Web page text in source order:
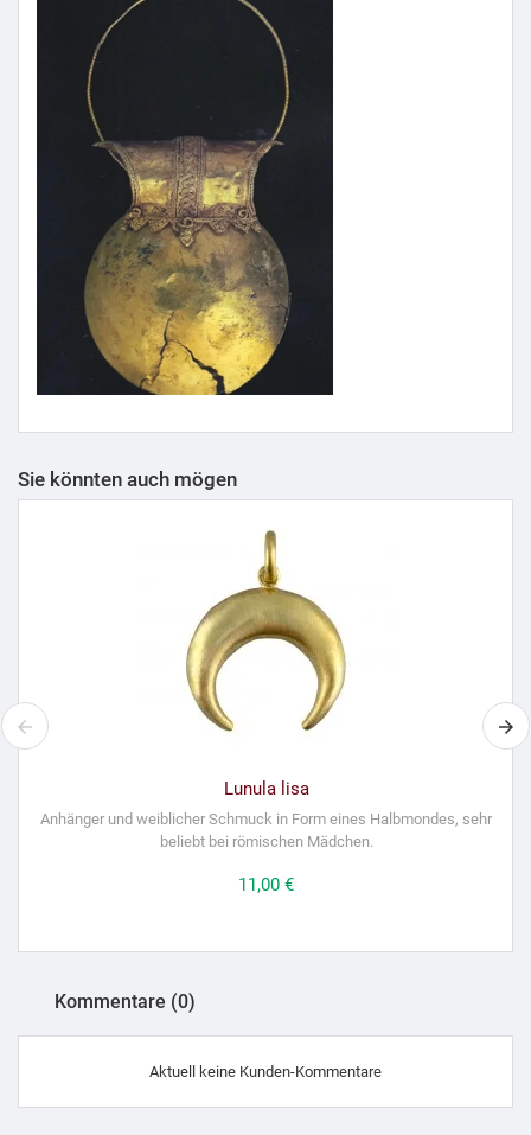
Sie könnten auch mögen
Lunula lisa
Anhänger und weiblicher Schmuck in Form eines Halbmondes, sehr
beliebt bei römischen Mädchen.
Preis
11,00 €
Kommentare (0)
Aktuell keine Kunden-Kommentare